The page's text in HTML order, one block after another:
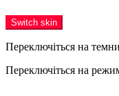
Switch skin
Переключіться на
Переключіться на